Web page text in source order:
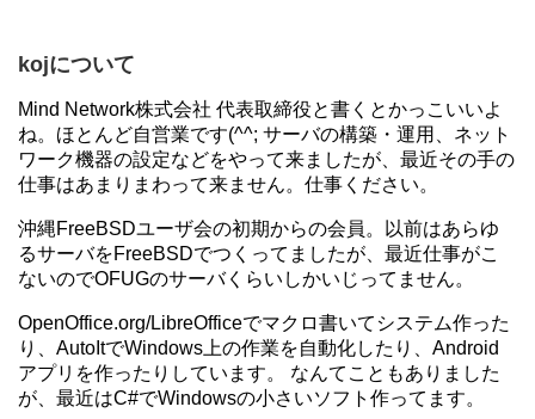
kojについて
Mind Network株式会社 代表取締役と書くとかっこいいよ
ね。ほとんど自営業です(^^; サーバの構築・運用、ネット
ワーク機器の設定などをやって来ましたが、最近その手の
仕事はあまりまわって来ません。仕事ください。
沖縄FreeBSDユーザ会の初期からの会員。以前はあらゆ
るサーバをFreeBSDでつくってましたが、最近仕事がこ
ないのでOFUGのサーバくらいしかいじってません。
OpenOffice.org/LibreOfficeでマクロ書いてシステム作った
り、AutoItでWindows上の作業を自動化したり、Android
アプリを作ったりしています。 なんてこともありました
が、最近はC#でWindowsの小さいソフト作ってます。